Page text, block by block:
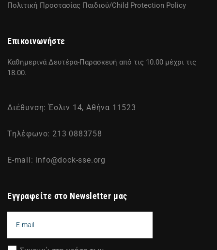
Πολιτική Προστασίας Παιδιού/Child Protection Policy
Επικοινωνήστε
Καθημερινά Δευτέρα-Παρασκευή από τις 10.00 μέχρι τις
18.00.
Διέθυνση: Έσλιν 14, Αθήνα 11523
Τηλέφωνο: 213 0883758
E-mail: info@dock-sse.org
Εγγραφείτε στο Newsletter μας